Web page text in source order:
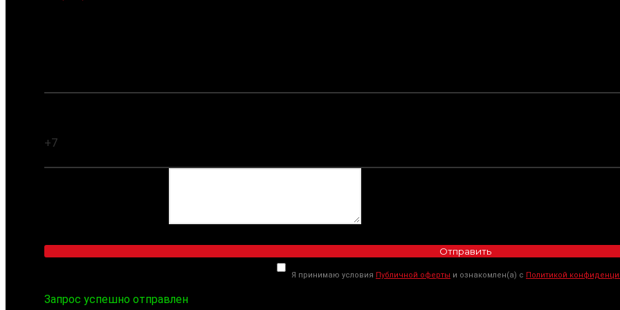
Отправить
Я принимаю условия Публичной оферты и ознакомлен(а) с Политикой
Запрос успешно отправлен